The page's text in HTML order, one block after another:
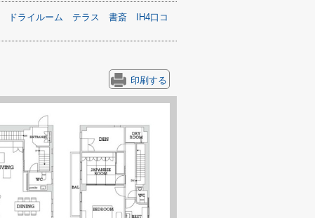
ドライルーム テラス 書斎
IH4口コ
印刷する